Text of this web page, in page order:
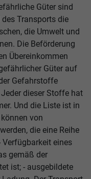
Güter sind
Transports die
die Umwelt und
Die Beförderung
Übereinkommen
Güter auf
Gefahrstoffe
dieser Stoffe hat
Und die Liste ist in
von
die eine Reihe
Verfügbarkeit eines
gemäß der
ist; - ausgebildete